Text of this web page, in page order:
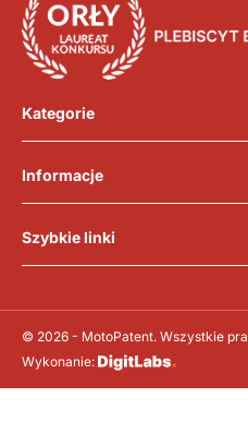
Kategorie
Informacje
Szybkie linki
© 2026 - MotoPatent. Wszystkie
Wykonanie: